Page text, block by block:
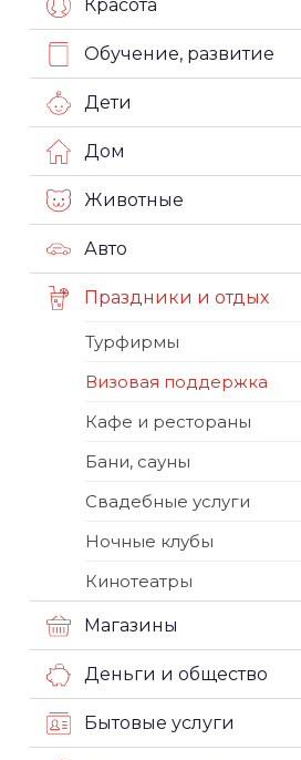
Красота
Обучение, развитие
Дети
Дом
Животные
Авто
Праздники и отдых
Турфирмы
Визовая поддержка
Кафе и рестораны
Бани, сауны
Свадебные услуги
Ночные клубы
Кинотеатры
Магазины
Деньги и общество
Бытовые услуги